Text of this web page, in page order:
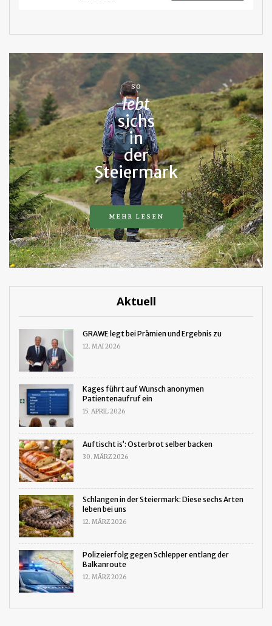
SO
lebt
sichs
in
der
Steiermark
MEHR LESEN
Aktuell
GRAWE legt bei Prämien und Ergebnis zu
12. MAI 2026
Kages führt auf Wunsch anonymen
Patientenaufruf ein
15. APRIL 2026
Auftischt is’: Osterbrot selber backen
30. MÄRZ 2026
Schlangen in der Steiermark: Diese sechs Arten
leben bei uns
12. MÄRZ 2026
Polizeierfolg gegen Schlepper entlang der
Balkanroute
12. MÄRZ 2026